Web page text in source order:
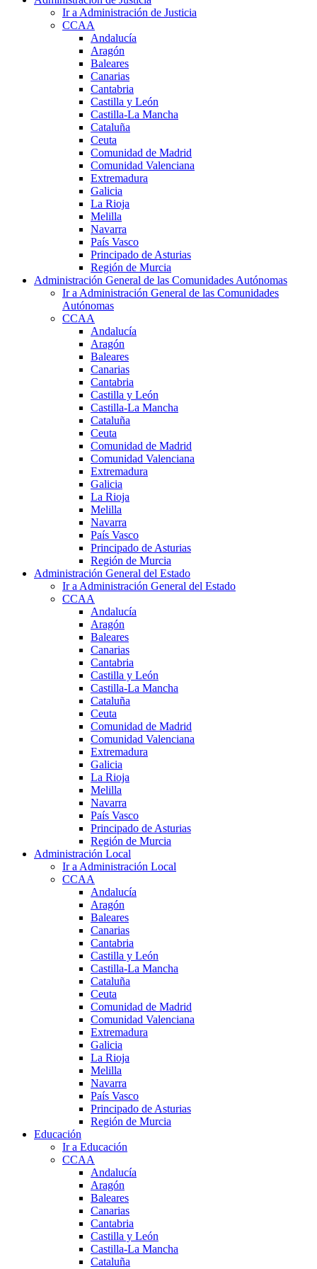
Ir a Administración de Justicia
CCAA
Andalucía
Aragón
Baleares
Canarias
Cantabria
Castilla y León
Castilla-La Mancha
Cataluña
Ceuta
Comunidad de Madrid
Comunidad Valenciana
Extremadura
Galicia
La Rioja
Melilla
Navarra
País Vasco
Principado de Asturias
Región de Murcia
Administración General de las Comunidades Autónomas
Ir a Administración General de las Comunidades
Autónomas
CCAA
Andalucía
Aragón
Baleares
Canarias
Cantabria
Castilla y León
Castilla-La Mancha
Cataluña
Ceuta
Comunidad de Madrid
Comunidad Valenciana
Extremadura
Galicia
La Rioja
Melilla
Navarra
País Vasco
Principado de Asturias
Región de Murcia
Administración General del Estado
Ir a Administración General del Estado
CCAA
Andalucía
Aragón
Baleares
Canarias
Cantabria
Castilla y León
Castilla-La Mancha
Cataluña
Ceuta
Comunidad de Madrid
Comunidad Valenciana
Extremadura
Galicia
La Rioja
Melilla
Navarra
País Vasco
Principado de Asturias
Región de Murcia
Administración Local
Ir a Administración Local
CCAA
Andalucía
Aragón
Baleares
Canarias
Cantabria
Castilla y León
Castilla-La Mancha
Cataluña
Ceuta
Comunidad de Madrid
Comunidad Valenciana
Extremadura
Galicia
La Rioja
Melilla
Navarra
País Vasco
Principado de Asturias
Región de Murcia
Educación
Ir a Educación
CCAA
Andalucía
Aragón
Baleares
Canarias
Cantabria
Castilla y León
Castilla-La Mancha
Cataluña